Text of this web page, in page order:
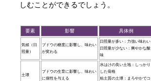
しむことができるでしょう。
要素 影響 具体例
気候（日
照量）
ブドウの糖度に影響し、味わい
が変わる
日照量が多い：力強い味わい
日照量が少ない：爽やかな酸
味
土壌
ブドウの生育に影響し、味わい
に個性を与える
水はけの良い土地：しっかり
した骨格
粘土質の土壌：まろやかでコ